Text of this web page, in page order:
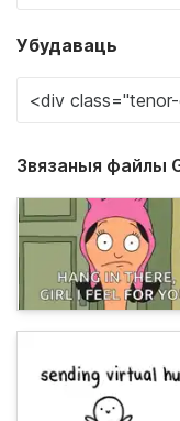
Убудаваць
Звязаныя файлы